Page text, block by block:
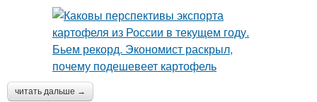
читать дальше →